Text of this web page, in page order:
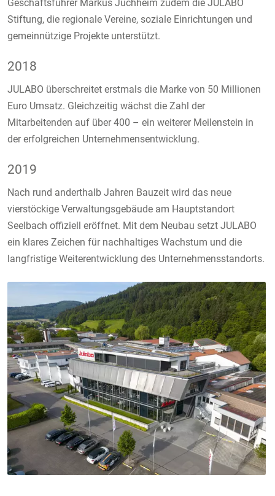
Geschäftsführer Markus Juchheim zudem die JULABO
Stiftung, die regionale Vereine, soziale Einrichtungen und
gemeinnützige Projekte unterstützt.
2018
JULABO überschreitet erstmals die Marke von 50 Millionen
Euro Umsatz. Gleichzeitig wächst die Zahl der
Mitarbeitenden auf über 400 – ein weiterer Meilenstein in
der erfolgreichen Unternehmensentwicklung.
2019
Nach rund anderthalb Jahren Bauzeit wird das neue
vierstöckige Verwaltungsgebäude am Hauptstandort
Seelbach offiziell eröffnet. Mit dem Neubau setzt JULABO
ein klares Zeichen für nachhaltiges Wachstum und die
langfristige Weiterentwicklung des Unternehmensstandorts.